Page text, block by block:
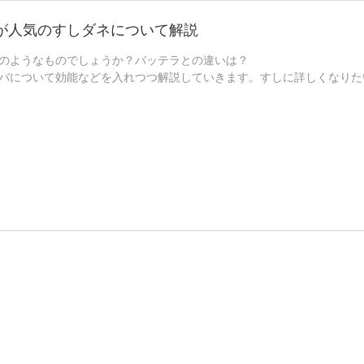
気のすしダネについて解説
うなものでしょうか？バッテラとの違いは？
ついて効能などを入れつつ解説していきます。すしに詳しくなり